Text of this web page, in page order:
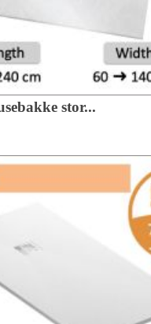
stor...